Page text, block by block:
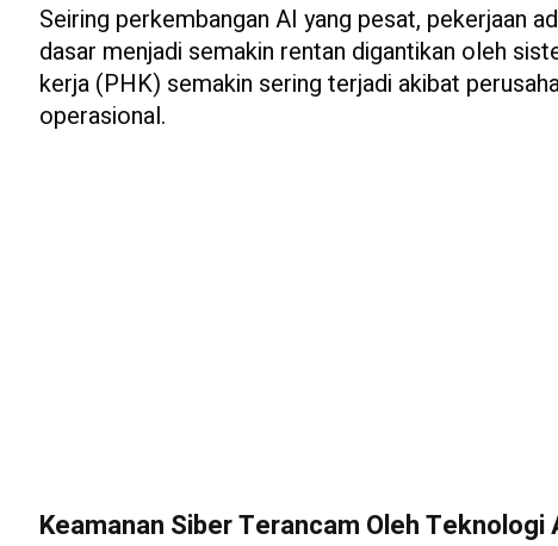
Seiring perkembangan AI yang pesat, pekerjaan
dasar menjadi semakin rentan digantikan oleh
kerja (PHK) semakin sering terjadi akibat
operasional.
Keamanan Siber Terancam Oleh Teknologi